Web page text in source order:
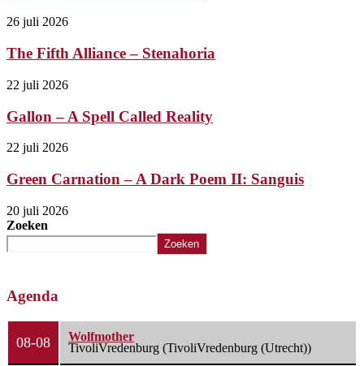
26 juli 2026
The Fifth Alliance – Stenahoria
22 juli 2026
Gallon – A Spell Called Reality
22 juli 2026
Green Carnation – A Dark Poem II: Sanguis
20 juli 2026
Zoeken
Zoeken
Agenda
08-08
Wolfmother
TivoliVredenburg (TivoliVredenburg (Utrecht))